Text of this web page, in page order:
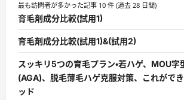
最も訪問者が多かった記事 10 件 (過去 28 日間)
育毛剤成分比較(試用1)
育毛剤成分比較(試用1)&(試用2)
スッキリ5つの育毛プラン・若ハゲ、MOU字
(AGA)、脱毛薄毛ハゲ克服対策、これがで
ッド